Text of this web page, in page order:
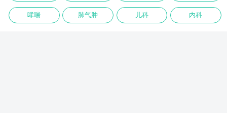
哮喘 肺气肿 儿科 内科